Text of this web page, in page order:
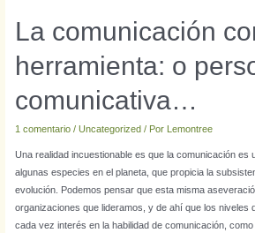
La comunicación
herramienta: o
comunicativa…
1 comentario / Uncategorized/ Por Lemontree
Una realidad incuestionable es que la comunicación es
algunas especies en el planeta, que propicia la
evolución. Podemos pensar que esta misma
organizaciones que lideramos, y de ahí que los niveles
cada vez interés en la habilidad de comunicación,